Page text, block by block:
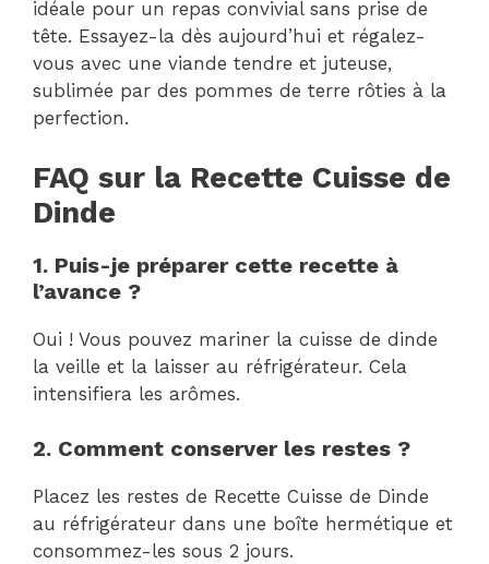
idéale pour un repas convivial sans prise de
tête. Essayez-la dès aujourd’hui et régalez-
vous avec une viande tendre et juteuse,
sublimée par des pommes de terre rôties à la
perfection.
FAQ sur la Recette Cuisse de
Dinde
1. Puis-je préparer cette recette à
l’avance ?
Oui ! Vous pouvez mariner la cuisse de dinde
la veille et la laisser au réfrigérateur. Cela
intensifiera les arômes.
2. Comment conserver les restes ?
Placez les restes de Recette Cuisse de Dinde
au réfrigérateur dans une boîte hermétique et
consommez-les sous 2 jours.